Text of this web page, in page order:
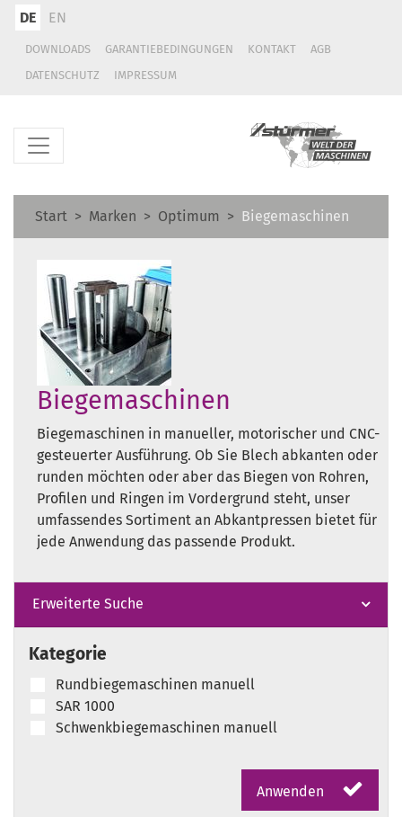
DE EN
DOWNLOADS GARANTIEBEDINGUNGEN KONTAKT
AGB
DATENSCHUTZ
IMPRESSUM
Start Marken Optimum Biegemaschinen
Biegemaschinen
Biegemaschinen in manueller, motorischer und CNC-
gesteuerter Ausführung. Ob Sie Blech abkanten oder
runden möchten oder aber das Biegen von Rohren,
Profilen und Ringen im Vordergrund steht, unser
umfassendes Sortiment an Abkantpressen bietet für
jede Anwendung das passende Produkt.
Erweiterte Suche
Kategorie
Rundbiegemaschinen manuell
SAR 1000
Schwenkbiegemaschinen manuell
Anwenden